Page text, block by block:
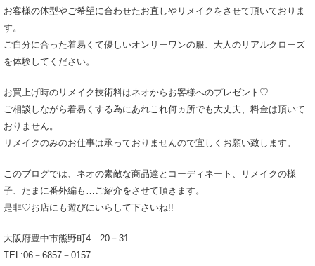
お客様の体型やご希望に合わせたお直しやリメイクをさせて頂いておりま
す。
ご自分に合った着易くて優しいオンリーワンの服、大人のリアルクローズ
を体験してください。
お買上げ時のリメイク技術料はネオからお客様へのプレゼント♡
ご相談しながら着易くする為にあれこれ何ヵ所でも大丈夫、料金は頂いて
おりません。
リメイクのみのお仕事は承っておりませんので宜しくお願い致します。
このブログでは、ネオの素敵な商品達とコーディネート、リメイクの様
子、たまに番外編も…ご紹介をさせて頂きます。
是非♡お店にも遊びにいらして下さいね!!
大阪府豊中市熊野町4―20－31
TEL:06－6857－0157